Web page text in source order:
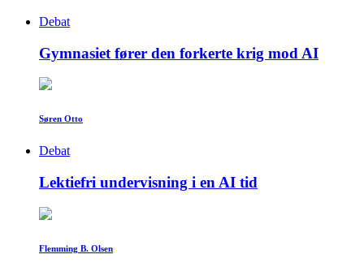
Debat
Gymnasiet fører den forkerte krig mod AI
Søren Otto
Debat
Lektiefri undervisning i en AI tid
Flemming B. Olsen